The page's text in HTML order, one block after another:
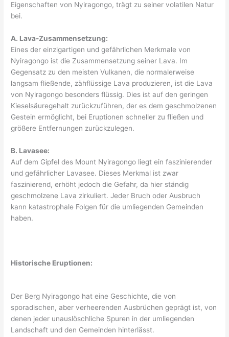
Eigenschaften von Nyiragongo, trägt zu seiner volatilen Natur
bei.
A. Lava-Zusammensetzung:
Eines der einzigartigen und gefährlichen Merkmale von
Nyiragongo ist die Zusammensetzung seiner Lava. Im
Gegensatz zu den meisten Vulkanen, die normalerweise
langsam fließende, zähflüssige Lava produzieren, ist die Lava
von Nyiragongo besonders flüssig. Dies ist auf den geringen
Kieselsäuregehalt zurückzuführen, der es dem geschmolzenen
Gestein ermöglicht, bei Eruptionen schneller zu fließen und
größere Entfernungen zurückzulegen.
B. Lavasee:
Auf dem Gipfel des Mount Nyiragongo liegt ein faszinierender
und gefährlicher Lavasee. Dieses Merkmal ist zwar
faszinierend, erhöht jedoch die Gefahr, da hier ständig
geschmolzene Lava zirkuliert. Jeder Bruch oder Ausbruch
kann katastrophale Folgen für die umliegenden Gemeinden
haben.
Historische Eruptionen:
Der Berg Nyiragongo hat eine Geschichte, die von
sporadischen, aber verheerenden Ausbrüchen geprägt ist, von
denen jeder unauslöschliche Spuren in der umliegenden
Landschaft und den Gemeinden hinterlässt.